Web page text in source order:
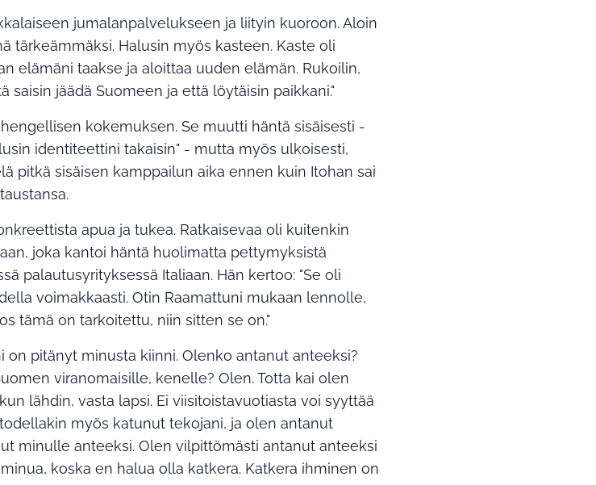
jumalanpalvelukseen ja liityin kuoroon. Aloin
tärkeämmäksi. Halusin myös kasteen. Kaste oli
elämäni taakse ja aloittaa uuden elämän. Rukoilin,
jäädä Suomeen ja että löytäisin paikkani."
kokemuksen. Se muutti häntä sisäisesti -
identiteettini takaisin" - mutta myös ulkoisesti,
pitkä sisäisen kamppailun aika ennen kuin Itohan sai
apua ja tukea. Ratkaisevaa oli kuitenkin
joka kantoi häntä huolimatta pettymyksistä
palautusyrityksessä Italiaan. Hän kertoo: "Se oli
voimakkaasti. Otin Raamattuni mukaan lennolle,
tämä on tarkoitettu, niin sitten se on."
on pitänyt minusta kiinni. Olenko antanut anteeksi?
viranomaisille, kenelle? Olen. Totta kai olen
lähdin, vasta lapsi. Ei viisitoistavuotiasta voi syyttää
myös katunut tekojani, ja olen antanut
minulle anteeksi. Olen vilpittömästi antanut anteeksi
koska en halua olla katkera. Katkera ihminen on